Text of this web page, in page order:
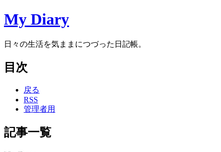
My Diary
日々の生活を気ままにつづった日記帳。
目次
戻る
RSS
管理者用
記事一覧